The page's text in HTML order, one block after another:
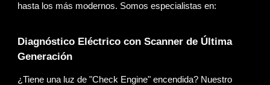
hasta los más modernos. Somos especialistas en:
Diagnóstico Eléctrico con Scanner de Última
Generación
¿Tiene una luz de "Check Engine" encendida? Nuestro